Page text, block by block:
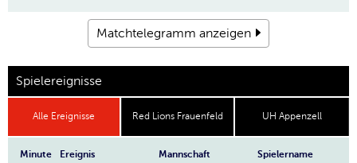
Matchtelegramm anzeigen
Spielereignisse
Alle Ereignisse Red Lions Frauenfeld UH Appenzell
Minute Ereignis Mannschaft Spielername